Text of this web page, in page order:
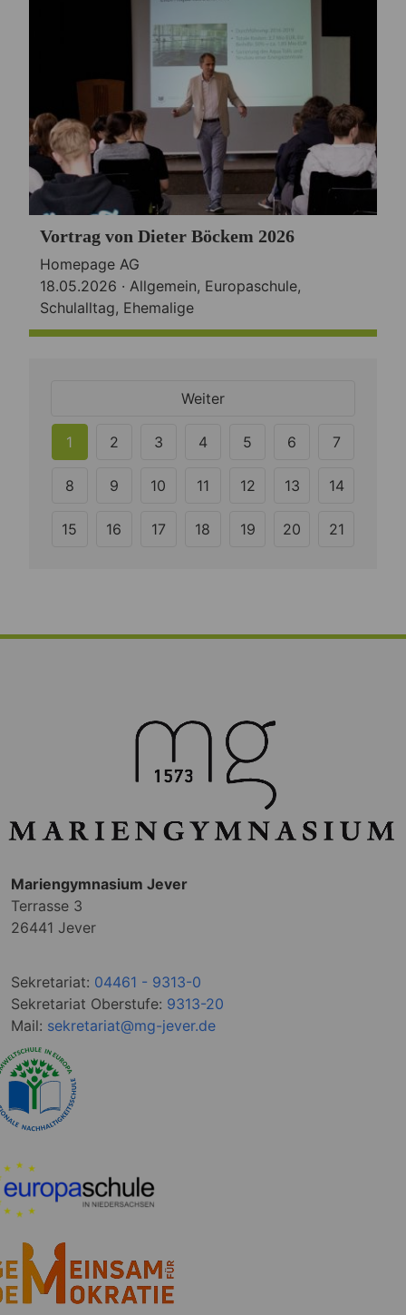
Vortrag von Dieter Böckem 2026
Homepage AG
18.05.2026 · Allgemein, Europaschule,
Schulalltag, Ehemalige
Weiter
1 2 3 4 5 6 7
8 9 10 11 12 13 14
15 16 17 18 19 20 21
Mariengymnasium Jever
Terrasse 3
26441 Jever
Sekretariat: 04461 - 9313-0
Sekretariat Oberstufe: 9313-20
Mail: sekretariat@mg-jever.de